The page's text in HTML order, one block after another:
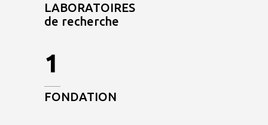
LABORATOIRES
de recherche
1
FONDATION